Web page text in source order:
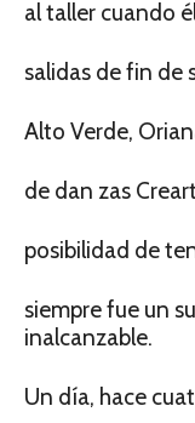
al taller cuando
salidas de fin de
Alto Verde,
de dan zas
posibilidad de
siempre fue un
inalcanzable.
Un día, hace